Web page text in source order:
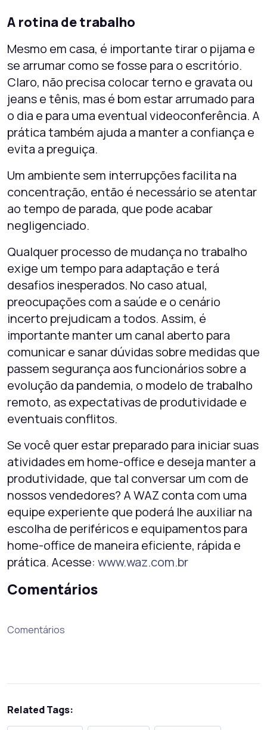
A rotina de trabalho
Mesmo em casa, é importante tirar o pijama e
se arrumar como se fosse para o escritório.
Claro, não precisa colocar terno e gravata ou
jeans e tênis, mas é bom estar arrumado para
o dia e para uma eventual videoconferência. A
prática também ajuda a manter a confiança e
evita a preguiça.
Um ambiente sem interrupções facilita na
concentração, então é necessário se atentar
ao tempo de parada, que pode acabar
negligenciado.
Qualquer processo de mudança no trabalho
exige um tempo para adaptação e terá
desafios inesperados. No caso atual,
preocupações com a saúde e o cenário
incerto prejudicam a todos. Assim, é
importante manter um canal aberto para
comunicar e sanar dúvidas sobre medidas que
passem segurança aos funcionários sobre a
evolução da pandemia, o modelo de trabalho
remoto, as expectativas de produtividade e
eventuais conflitos.
Se você quer estar preparado para iniciar suas
atividades em home-office e deseja manter a
produtividade, que tal conversar um com de
nossos vendedores? A WAZ conta com uma
equipe experiente que poderá lhe auxiliar na
escolha de periféricos e equipamentos para
home-office de maneira eficiente, rápida e
prática. Acesse: www.waz.com.br
Comentários
Comentários
Related Tags: